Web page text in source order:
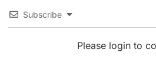
Subscribe
Please login to